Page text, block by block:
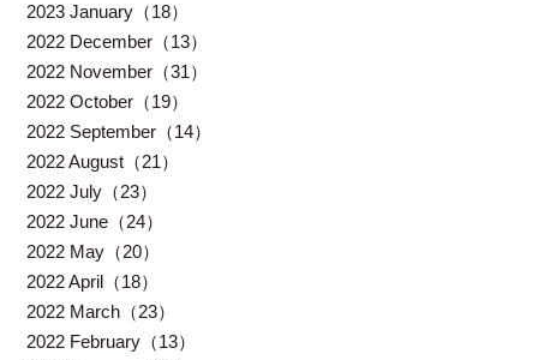
2023 January（18）
2022 December（13）
2022 November（31）
2022 October（19）
2022 September（14）
2022 August（21）
2022 July（23）
2022 June（24）
2022 May（20）
2022 April（18）
2022 March（23）
2022 February（13）